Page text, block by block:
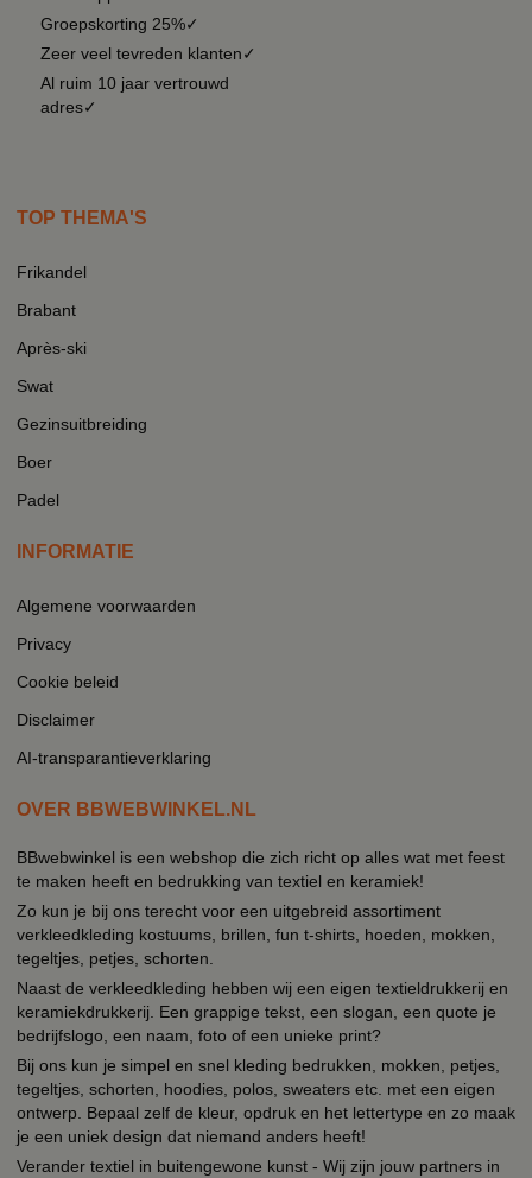
Groepskorting 25%✓
Zeer veel tevreden klanten✓
Al ruim 10 jaar vertrouwd
adres✓
TOP THEMA'S
Frikandel
Brabant
Après-ski
Swat
Gezinsuitbreiding
Boer
Padel
INFORMATIE
Algemene voorwaarden
Privacy
Cookie beleid
Disclaimer
AI-transparantieverklaring
OVER BBWEBWINKEL.NL
BBwebwinkel is een webshop die zich richt op alles wat met feest
te maken heeft en bedrukking van textiel en keramiek!
Zo kun je bij ons terecht voor een uitgebreid assortiment
verkleedkleding kostuums, brillen, fun t-shirts, hoeden, mokken,
tegeltjes, petjes, schorten.
Naast de verkleedkleding hebben wij een eigen textieldrukkerij en
keramiekdrukkerij. Een grappige tekst, een slogan, een quote je
bedrijfslogo, een naam, foto of een unieke print?
Bij ons kun je simpel en snel kleding bedrukken, mokken, petjes,
tegeltjes, schorten, hoodies, polos, sweaters etc. met een eigen
ontwerp. Bepaal zelf de kleur, opdruk en het lettertype en zo maak
je een uniek design dat niemand anders heeft!
Verander textiel in buitengewone kunst - Wij zijn jouw partners in